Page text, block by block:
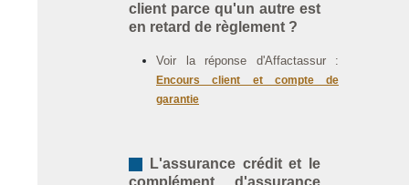
client parce qu'un autre est
en retard de règlement ?
Voir la réponse d'Affactassur :
Encours client et compte de
garantie
L'assurance crédit et le
complément d'assurance